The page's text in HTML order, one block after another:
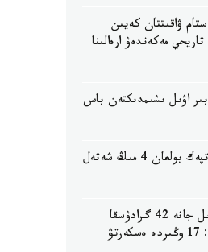
استام ۋاقىتتان كەيىن
مەكەندەۋ ارەالىنا
اۋىل ىشىمدىكتەن باس
شىلدەدە شەكارادان وتپەك بولعان 4 مىڭ شەتەل
نايزاعاي، شاڭدى داۋىل جانە 42 گرادۋسقا
دەيىنگى اپتاپ ىستىق: 17 وڭىردە ەسكەرتۋ